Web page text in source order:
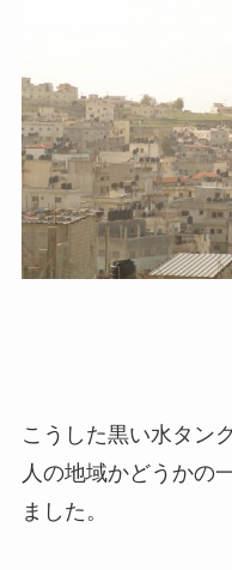
こうした黒い水タン
人の地域かどうかの
ました。